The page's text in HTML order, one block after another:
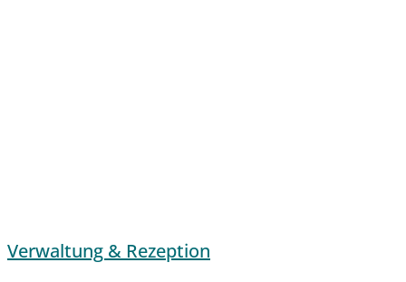
Verwaltung & Rezeption